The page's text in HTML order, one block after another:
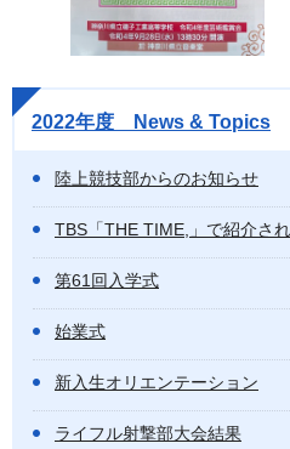
2022年度 News & Topics
陸上競技部からのお知らせ
TBS「THE TIME,」で紹介さ
第61回入学式
始業式
新入生オリエンテーション
ライフル射撃部大会結果